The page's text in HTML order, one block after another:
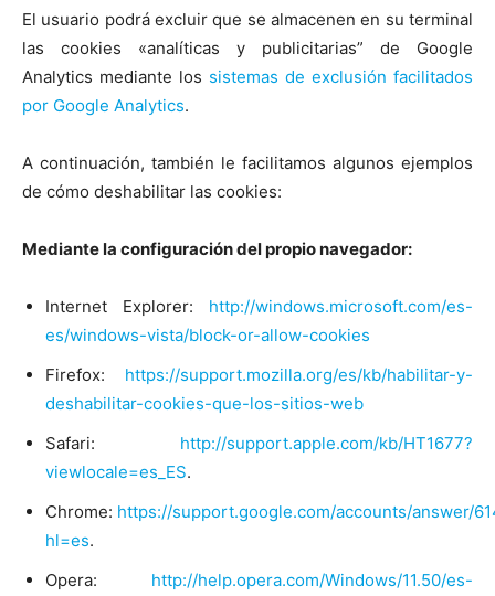
El usuario podrá excluir que se almacenen en su terminal
las cookies «analíticas y publicitarias” de Google
Analytics mediante los sistemas de exclusión facilitados
por Google Analytics.
A continuación, también le facilitamos algunos ejemplos
de cómo deshabilitar las cookies:
Mediante la configuración del propio navegador:
Internet Explorer: http://windows.microsoft.com/es-
es/windows-vista/block-or-allow-cookies
Firefox: https://support.mozilla.org/es/kb/habilitar-y-
deshabilitar-cookies-que-los-sitios-web
Safari: http://support.apple.com/kb/HT1677?
viewlocale=es_ES.
Chrome: https://support.google.com/accounts/answer/
hl=es.
Opera: http://help.opera.com/Windows/11.50/es-